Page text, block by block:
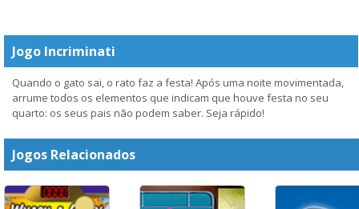
Jogo Incriminati
Quando o gato sai, o rato faz a festa! Após uma noite movimentada,
arrume todos os elementos que indicam que houve festa no seu
quarto: os seus pais não podem saber. Seja rápido!
Jogos Relacionados